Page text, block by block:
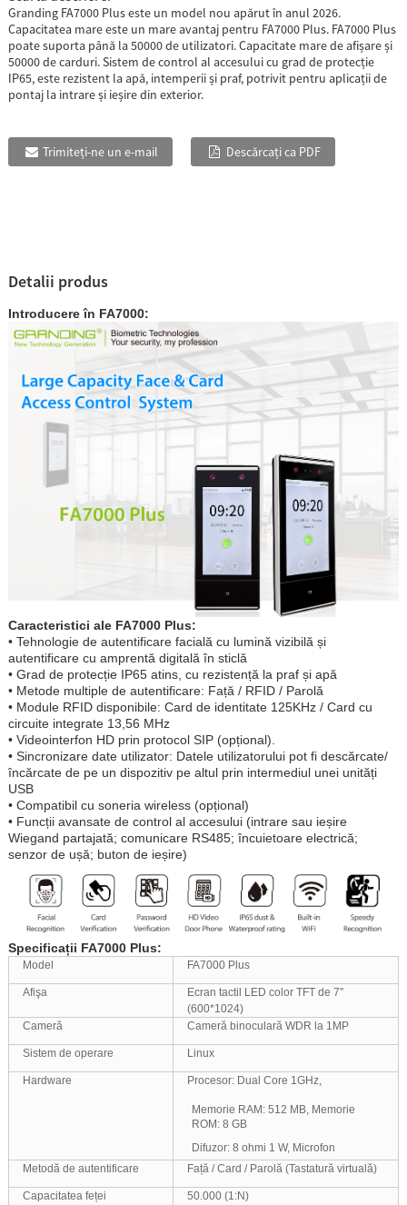
Granding FA7000 Plus este un model nou apărut în anul 2026.
Capacitatea mare este un mare avantaj pentru FA7000 Plus. FA7000 Plus
poate suporta până la 50000 de utilizatori. Capacitate mare de afișare și
50000 de carduri. Sistem de control al accesului cu grad de protecție
IP65, este rezistent la apă, intemperii și praf, potrivit pentru aplicații de
pontaj la intrare și ieșire din exterior.
Trimiteți-ne un e-mail Descărcați ca PDF
Detalii produs
Introducere în FA7000:
Caracteristici ale FA7000 Plus:
• Tehnologie de autentificare facială cu lumină vizibilă și
autentificare cu amprentă digitală în sticlă
• Grad de protecție IP65 atins, cu rezistență la praf și apă
• Metode multiple de autentificare: Față / RFID / Parolă
• Module RFID disponibile: Card de identitate 125KHz / Card cu
circuite integrate 13,56 MHz
• Videointerfon HD prin protocol SIP (opțional).
• Sincronizare date utilizator: Datele utilizatorului pot fi descărcate/
încărcate de pe un dispozitiv pe altul prin intermediul unei unități
USB
• Compatibil cu soneria wireless (opțional)
• Funcții avansate de control al accesului (intrare sau ieșire
Wiegand partajată; comunicare RS485; încuietoare electrică;
senzor de ușă; buton de ieșire)
Specificații FA7000 Plus:
Model FA7000 Plus
Afişa
Ecran tactil LED color TFT de 7″
(600*1024)
Cameră
Cameră binoculară WDR la 1MP
Sistem de operare Linux
Hardware Procesor: Dual Core 1GHz,
Memorie RAM: 512 MB, Memorie
ROM: 8 GB
Difuzor: 8 ohmi 1 W, Microfon
Metodă de autentificare
Față / Card / Parolă (Tastatură virtuală)
Capacitatea feței 50.000 (1:N)